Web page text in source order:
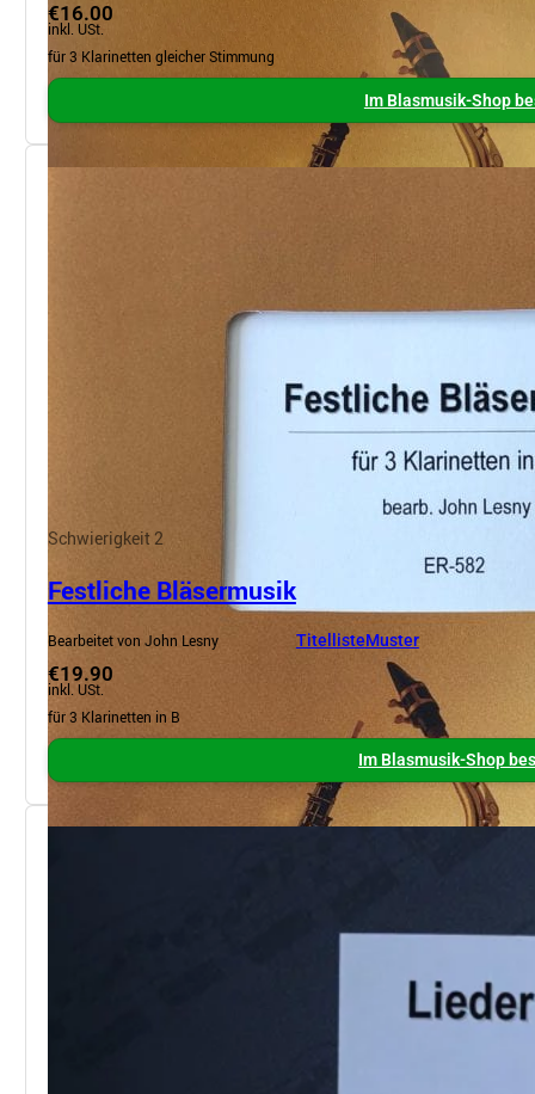
€16.00
inkl. USt.
für 3 Klarinetten gleicher Stimmung
Im Blasmusik-Shop
Schwierigkeit 2
Festliche Bläsermusik
Bearbeitet von John Lesny TitellisteMuster
€19.90
inkl. USt.
für 3 Klarinetten in B
Im Blasmusik-Shop